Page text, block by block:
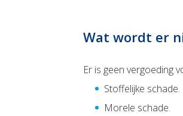
Wat wordt er
Er is geen vergoeding
Stoffelijke schade.
Morele schade.